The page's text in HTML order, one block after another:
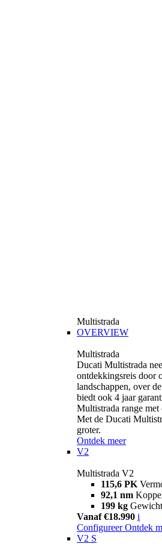
Multistrada
OVERVIEW
Multistrada
Ducati Multistrada
ontdekkingsreis door
landschappen, over
biedt ook 4 jaar
Multistrada range
Met de Ducati
groter.
Ontdek meer
V2
Multistrada V2
115,6 PK
92,1 nm
199 kg Gewicht
Vanaf €18.990 i
Configureer Ontdek
V2 S